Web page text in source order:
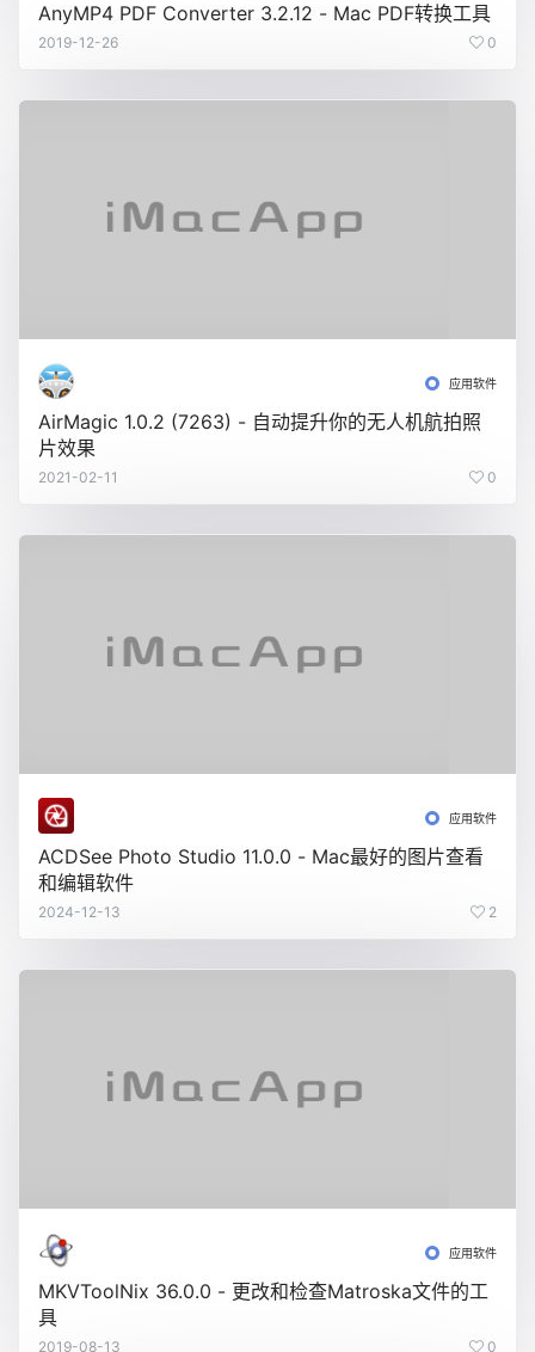
AnyMP4 PDF Converter 3.2.12 - Mac PDF转换工具
2019-12-26 0
应用软件
AirMagic 1.0.2 (7263) - 自动提升你的无人机航拍照
片效果
2021-02-11 0
应用软件
ACDSee Photo Studio 11.0.0 - Mac最好的图片查看
和编辑软件
2024-12-13 2
应用软件
MKVToolNix 36.0.0 - 更改和检查Matroska文件的工
具
2019-08-13 0